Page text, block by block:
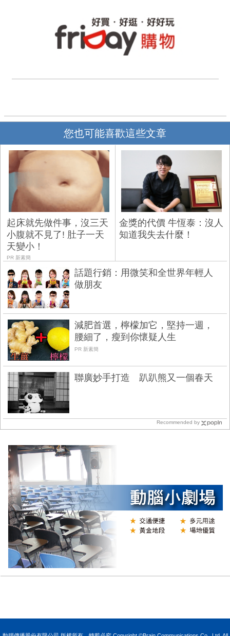
您也可能喜歡這些文章
起床就先做件事，沒三天
小腹就不見了! 肚子一天
天變小！
PR 新素簡
金獎的代價 牛恆泰：沒人
知道我失去什麼！
話題行銷：用微笑和全世界年輕人
做朋友
減肥首選，檸檬加它，堅持一週，
腰細了，瘦到你懷疑人生
PR 新素簡
聯廣妙手打造 趴趴熊又一個春天
Recommended by